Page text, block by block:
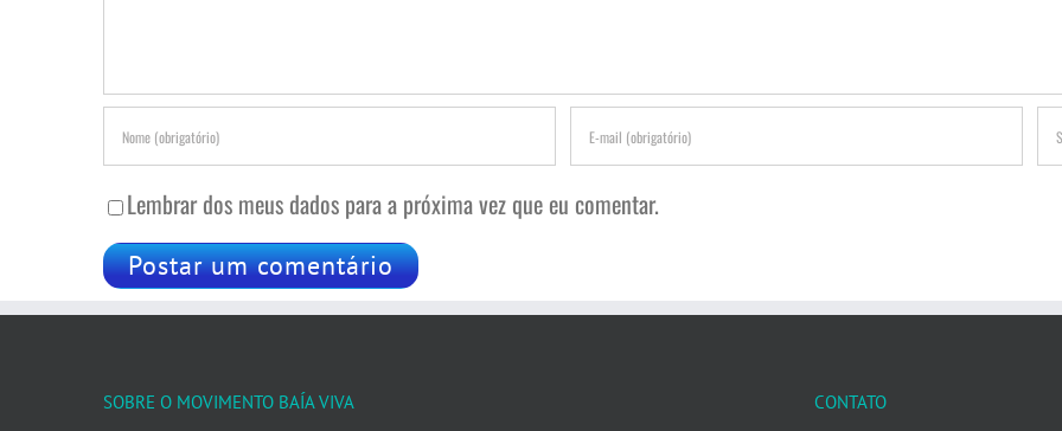
Lembrar dos meus dados para a próxima vez que eu comentar.
SOBRE O MOVIMENTO BAÍA VIVA CONTATO